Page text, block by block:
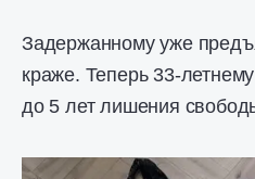
Задержанному уже
краже. Теперь 33-
до 5 лет лишения